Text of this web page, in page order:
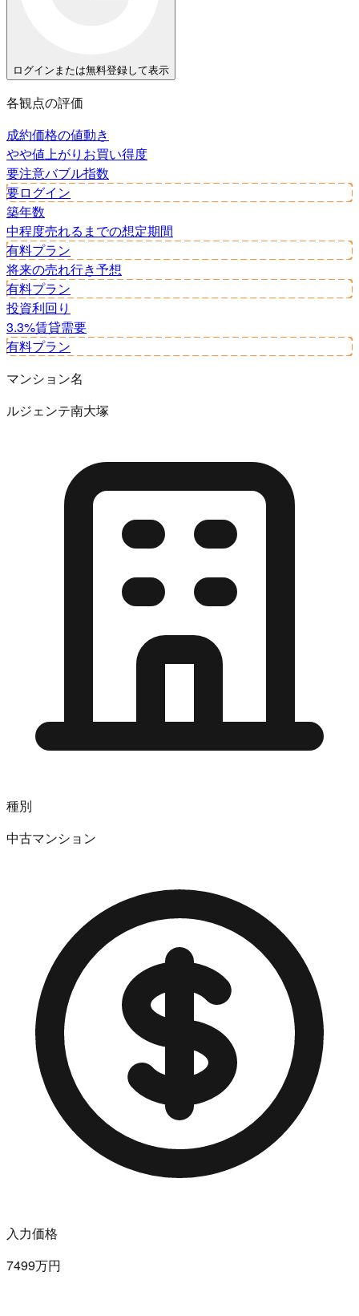
ログインまたは無料登録して表示
各観点の評価
成約価格の値動き
やや値上がり お買い得度
要注意バブル指数
要ログイン
築年数
中程度売れるまでの想定期間
有料プラン
将来の売れ行き予想
有料プラン
投資利回り
3.3%賃貸需要
有料プラン
マンション名
ルジェンテ南大塚
種別
中古マンション
入力価格
7499万円